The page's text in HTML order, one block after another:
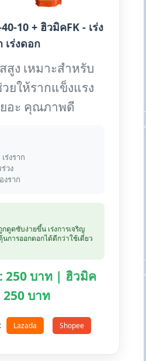
10 + ฮิวมิคFK - เร่ง
เร่งดอก
ง เหมาะสำหรับ
ยให้รากแข็งแรง
อะ คุณภาพดี
ร่งราก
วง
งราก
ดูดซับง่ายขึ้น เร่งการเจริญ
นการออกดอกได้ดีกว่าใช้เดี่ยว
250 บาท | ฮิวมิค
250 บาท
Lazada Shopee